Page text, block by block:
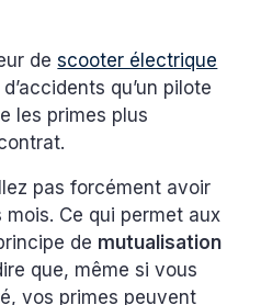
descooter électrique
qu’un pilote
les primes plus
pas forcément avoir
Ce qui permet aux
de mutualisation
que, même si vous
vos primes peuvent